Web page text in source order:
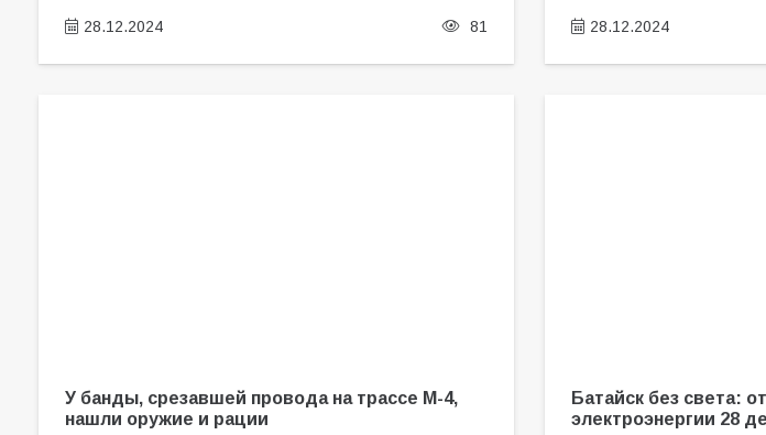
28.12.2024 81 28.12.2024
У банды, срезавшей провода на трассе М-4,
нашли оружие и рации
Батайск без света:
электроэнергии 28